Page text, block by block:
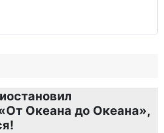
Океана до Океана»,